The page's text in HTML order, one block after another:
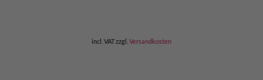
incl. VATzzgl. Versandkosten